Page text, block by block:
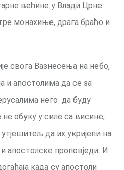
већине у Влади Црне
монахиње, драга браћо и
свога Вазнесења на небо,
и апостолима да се за
него да буду
обуку у силе са висине,
да их укријепи на
апостолске проповједи. И
када су апостоли